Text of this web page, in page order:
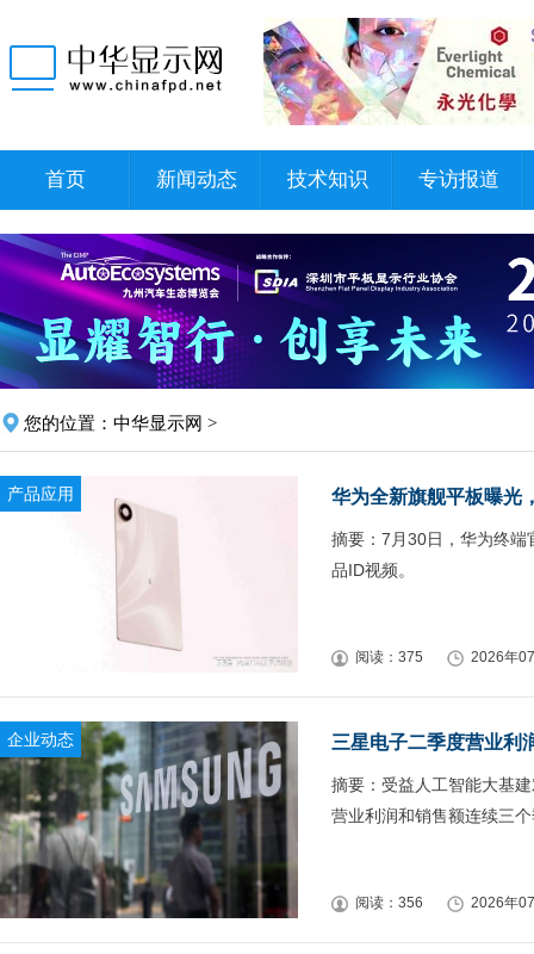
首页 新闻动态 技术知识 专访报道
您的位置： 中华显示网 >
产品应用 华为全新旗舰平板曝光
摘要：7月30日，华为终
品ID视频。
阅读：375 2026年
企业动态 三星电子二季度营业利
摘要：受益人工智能大基
营业利润和销售额连续三
阅读：356 2026年